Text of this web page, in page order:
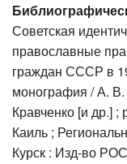
Советская
православные
граждан СССР в
монография / А.
Кравченко [и др.]
Каиль ;
Курск : Изд-во